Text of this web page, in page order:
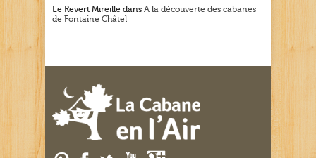
Le Revert Mireille dans A la découverte des cabanes
de Fontaine Châtel